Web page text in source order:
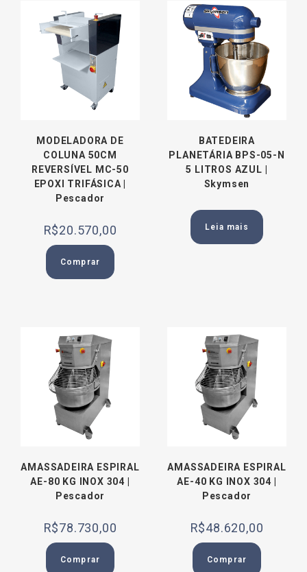
MODELADORA DE
COLUNA 50CM
REVERSÍVEL MC-50
EPOXI TRIFÁSICA |
Pescador
R$20.570,00
Comprar
BATEDEIRA
PLANETÁRIA BPS-05-N
5 LITROS AZUL |
Skymsen
Leia mais
AMASSADEIRA ESPIRAL
AE-80 KG INOX 304 |
Pescador
R$78.730,00
Comprar
AMASSADEIRA ESPIRAL
AE-40 KG INOX 304 |
Pescador
R$48.620,00
Comprar